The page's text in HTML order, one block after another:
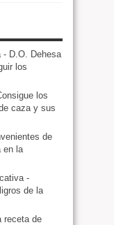
- D.O. Dehesa
los
los
caza y sus
de
en la
-
de la
receta de